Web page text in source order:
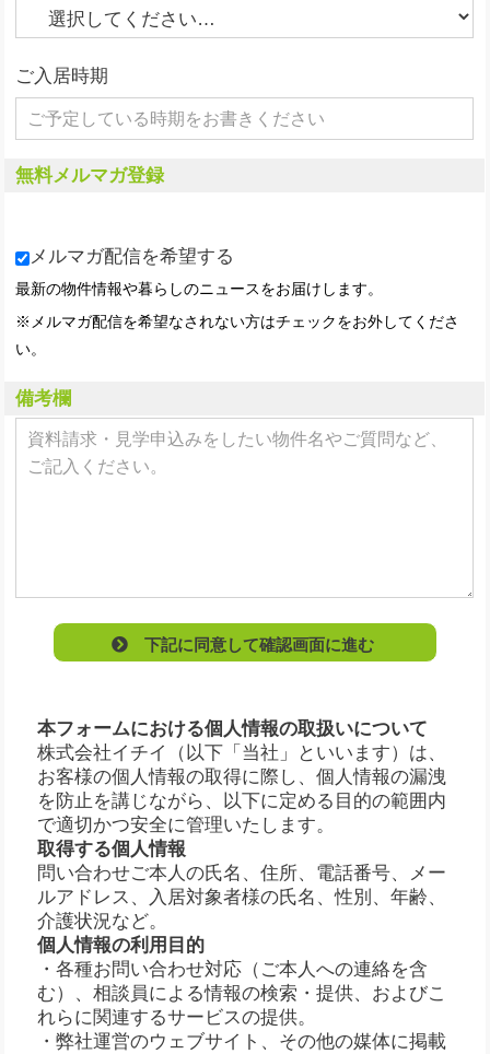
ご入居時期
無料メルマガ登録
メルマガ配信を希望する
最新の物件情報や暮らしのニュースをお届けします。
※メルマガ配信を希望なされない方はチェックをお外してくださ
い。
備考欄
下記に同意して確認画面に進む
本フォームにおける個人情報の取扱いについて
株式会社イチイ（以下「当社」といいます）は、
お客様の個人情報の取得に際し、個人情報の漏洩
を防止を講じながら、以下に定める目的の範囲内
で適切かつ安全に管理いたします。
取得する個人情報
問い合わせご本人の氏名、住所、電話番号、メー
ルアドレス、入居対象者様の氏名、性別、年齢、
介護状況など。
個人情報の利用目的
・各種お問い合わせ対応（ご本人への連絡を含
む）、相談員による情報の検索・提供、およびこ
れらに関連するサービスの提供。
・弊社運営のウェブサイト、その他の媒体に掲載